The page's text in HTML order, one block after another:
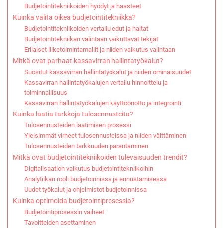
Budjetointitekniikoiden hyödyt ja haasteet
Kuinka valita oikea budjetointitekniikka?
Budjetointitekniikoiden vertailu edut ja haitat
Budjetointitekniikan valintaan vaikuttavat tekijät
Erilaiset liiketoimintamallit ja niiden vaikutus valintaan
Mitkä ovat parhaat kassavirran hallintatyökalut?
Suositut kassavirran hallintatyökalut ja niiden ominaisuudet
Kassavirran hallintatyökalujen vertailu hinnoittelu ja
toiminnallisuus
Kassavirran hallintatyökalujen käyttöönotto ja integrointi
Kuinka laatia tarkkoja tulosennusteita?
Tulosennusteiden laatimisen prosessi
Yleisimmät virheet tulosennusteissa ja niiden välttäminen
Tulosennusteiden tarkkuuden parantaminen
Mitkä ovat budjetointitekniikoiden tulevaisuuden trendit?
Digitalisaation vaikutus budjetointitekniikoihin
Analytiikan rooli budjetoinnissa ja ennustamisessa
Uudet työkalut ja ohjelmistot budjetoinnissa
Kuinka optimoida budjetointiprosessia?
Budjetointiprosessin vaiheet
Tavoitteiden asettaminen